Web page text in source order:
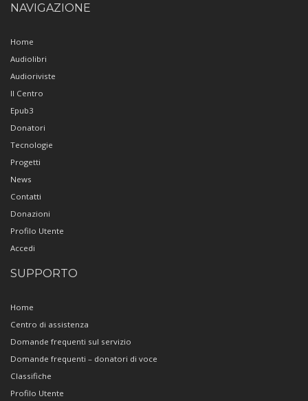
NAVIGAZIONE
Home
Audiolibri
Audioriviste
Il Centro
Epub3
Donatori
Tecnologie
Progetti
News
Contatti
Donazioni
Profilo Utente
Accedi
SUPPORTO
Home
Centro di assistenza
Domande frequenti sul servizio
Domande frequenti – donatori di voce
Classifiche
Profilo Utente